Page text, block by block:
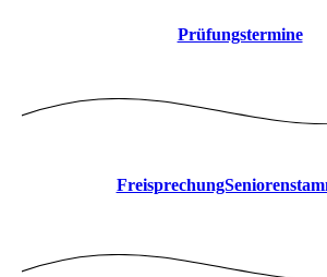
Prüfungstermine